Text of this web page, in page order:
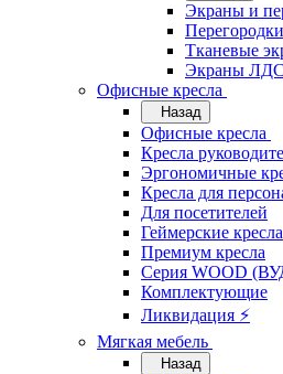
Экраны и
Перегородки
Тканевые
Экраны
Офисные кресла
Назад
Офисные кресла
Кресла
Эргономичные
Кресла для
Для посетителей
Геймерские кресла
Премиум кресла
Серия WOOD
Комплектующие
Ликвидация ⚡
Мягкая мебель
Назад